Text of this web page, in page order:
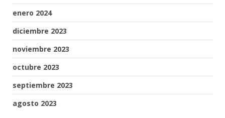
enero 2024
diciembre 2023
noviembre 2023
octubre 2023
septiembre 2023
agosto 2023